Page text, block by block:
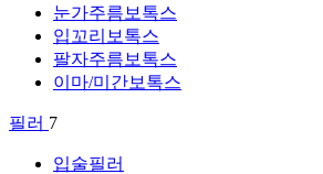
눈가주름보톡스
입꼬리보톡스
팔자주름보톡스
이마/미간보톡스
필러 7
입술필러